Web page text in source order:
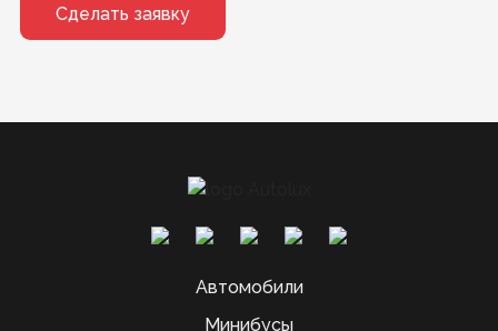
Сделать заявку
Автомобили
Минибусы